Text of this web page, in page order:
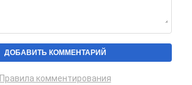
Правила комментирования